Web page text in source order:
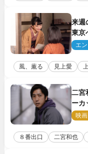
来週
東京
エ
風、薫る 見上愛
二宮
ーカ
コメ
映画
８番出口 二宮和也